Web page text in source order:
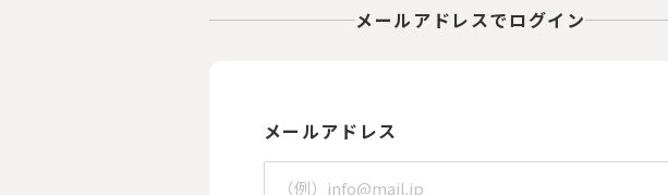
メールアドレスでログイン
メールアドレス